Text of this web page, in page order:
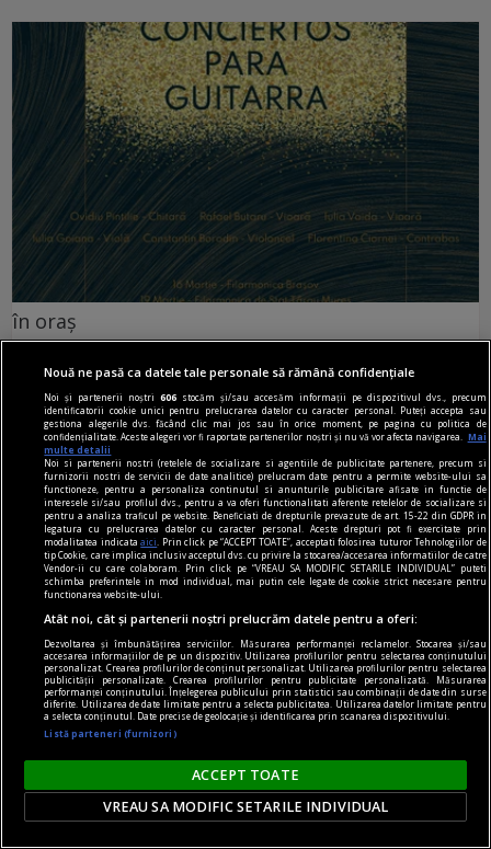
în oraș
Martie este luna concertelor de chitară
În perioada 16-30 martie 2024, Asociația
ChitaraNova vă invită la concertele din cadrul
turneului național „Conciertos para Guitarra”.
One World Romania – Focus Ucraina: proiecție
„Photophobia”
„Photophobia” marchează doi ani de la începerea
războiului în Ucraina și va avea loc pe 24
Nouă ne pasă ca datele tale personale să rămână confidențiale
Noi și partenerii noștri606 stocăm și/sau accesăm informații pe dispozitivul dvs., precum
identificatorii cookie unici pentru prelucrarea datelor cu caracter personal. Puteți accepta sau
gestiona alegerile dvs. făcând clic mai jos sau în orice moment, pe pagina cu politica de
confidențialitate. Aceste alegeri vor fi raportate partenerilor noștri și nu vă vor afecta navigarea.
Mai
multe detalii
Noi si partenerii nostri (retelele de socializare si agentiile de publicitate partenere, precum si
furnizorii nostri de servicii de date analitice) prelucram date pentru a permite website-ului sa
functioneze, pentru a personaliza continutul si anunturile publicitare afisate in functie de
interesele si/sau profilul dvs., pentru a va oferi functionalitati aferente retelelor de socializare si
pentru a analiza traficul pe website. Beneficiati de drepturile prevazute de art. 15-22 din GDPR in
legatura cu prelucrarea datelor cu caracter personal. Aceste drepturi pot fi exercitate prin
modalitatea indicataaici
. Prin click pe “ACCEPT TOATE”, acceptati folosirea tuturor Tehnologiilor de
tip Cookie, care implica inclusiv acceptul dvs. cu privire la stocarea/accesarea informatiilor de catre
Vendor-ii cu care colaboram. Prin click pe “VREAU SA MODIFIC SETARILE INDIVIDUAL” puteti
schimba preferintele in mod individual, mai putin cele legate de cookie strict necesare pentru
functionarea website-ului.
Atât noi, cât și partenerii noștri prelucrăm datele pentru a oferi:
Dezvoltarea și îmbunătățirea serviciilor. Măsurarea performanței reclamelor. Stocarea și/sau
accesarea informațiilor de pe un dispozitiv. Utilizarea profilurilor pentru selectarea conținutului
personalizat. Crearea profilurilor de conținut personalizat. Utilizarea profilurilor pentru selectarea
publicității personalizate. Crearea profilurilor pentru publicitate personalizată. Măsurarea
performanței conținutului. Înțelegerea publicului prin statistici sau combinații de date din surse
diferite. Utilizarea de date limitate pentru a selecta publicitatea. Utilizarea datelor limitate pentru
a selecta conținutul. Date precise de geolocație și identificarea prin scanarea dispozitivului.
Listă parteneri (furnizori)
ACCEPT TOATE
VREAU SA MODIFIC SETARILE INDIVIDUAL